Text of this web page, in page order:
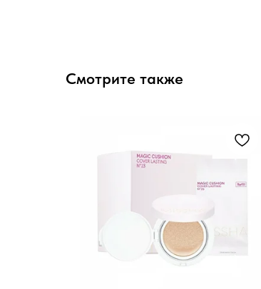
Смотрите также